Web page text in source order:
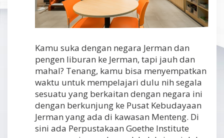
Kamu suka dengan negara Jerman dan
pengen liburan ke Jerman, tapi jauh dan
mahal? Tenang, kamu bisa menyempatkan
waktu untuk mempelajari dulu nih segala
sesuatu yang berkaitan dengan negara ini
dengan berkunjung ke Pusat Kebudayaan
Jerman yang ada di kawasan Menteng. Di
sini ada Perpustakaan Goethe Institute